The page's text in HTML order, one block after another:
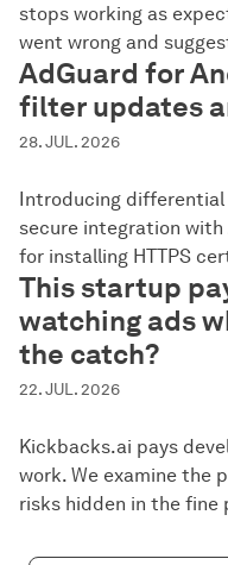
stops working as
went wrong and
AdGuard for
filter updates
28. JUL. 2026
Introducing
secure integration with
for installing HTTPS
This startup
watching ads
the catch?
22. JUL. 2026
Kickbacks.ai pays
work. We examine the
risks hidden in the fine